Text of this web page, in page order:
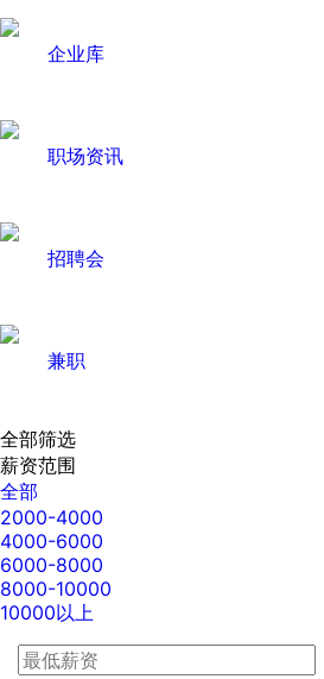
企业库
职场资讯
招聘会
兼职
全部筛选
薪资范围
全部
2000-4000
4000-6000
6000-8000
8000-10000
10000以上